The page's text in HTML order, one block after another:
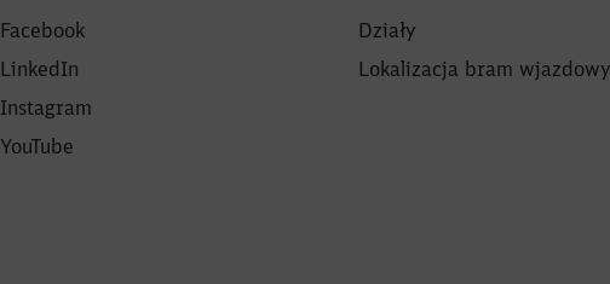
Facebook
LinkedIn
Instagram
YouTube
Działy
Lokalizacja bram